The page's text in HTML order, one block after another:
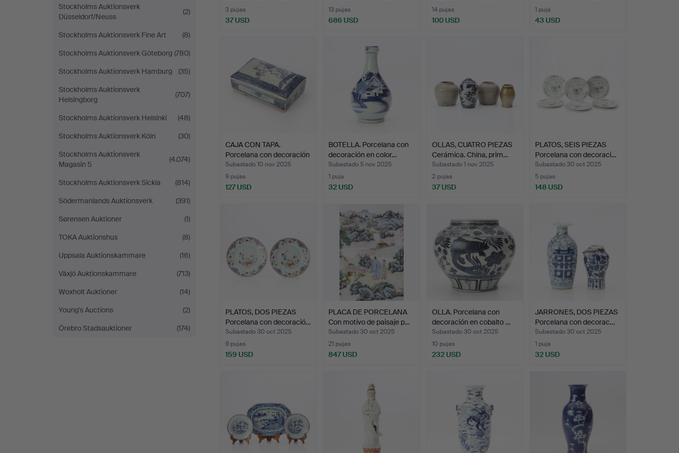
Stockholms Auktionsverk
Düsseldorf/Neuss
(2)
Stockholms Auktionsverk Fine Art
(8)
Stockholms Auktionsverk Göteborg (780)
Stockholms Auktionsverk Hamburg
(35)
Stockholms Auktionsverk
Helsingborg
(707)
Stockholms Auktionsverk Helsinki
(48)
Stockholms Auktionsverk Köln
(30)
Stockholms Auktionsverk
Magasin 5
(4.074)
Stockholms Auktionsverk Sickla
(814)
Södermanlands Auktionsverk
(391)
Sørensen Auktioner
(1)
TOKA Auktionshus
(8)
Uppsala Auktionskammare
(16)
Växjö Auktionskammare
(713)
Woxholt Auktioner
(14)
Young's Auctions
(2)
Örebro Stadsauktioner
(174)
3 pujas
37 USD
13 pujas
686 USD
14 pujas
100 USD
1 puja
43 USD
CAJA CON TAPA.
Porcelana con decoración
en…
Subastado 10 nov 2025
9 pujas
127 USD
BOTELLA. Porcelana con
decoración en color…
Subastado 5 nov 2025
1 puja
32 USD
OLLAS, CUATRO PIEZAS
Cerámica. China, prim…
Subastado 1 nov 2025
2 pujas
37 USD
PLATOS, SEIS PIEZAS
Porcelana con decoraci…
Subastado 30 oct 2025
5 pujas
148 USD
PLATOS, DOS PIEZAS
Porcelana con decoració…
Subastado 30 oct 2025
9 pujas
159 USD
PLACA DE PORCELANA
Con motivo de paisaje p…
Subastado 30 oct 2025
21 pujas
847 USD
OLLA. Porcelana con
decoración en cobalto …
Subastado 30 oct 2025
10 pujas
232 USD
JARRONES, DOS PIEZAS
Porcelana con decorac…
Subastado 30 oct 2025
1 puja
32 USD